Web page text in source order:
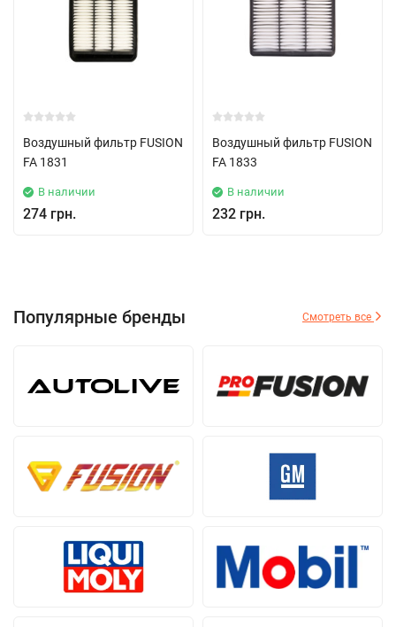
Воздушный фильтр FUSION
FA 1831
В наличии
274 грн.
Воздушный фильтр FUSION
FA 1833
В наличии
232 грн.
Популярные бренды Смотреть все